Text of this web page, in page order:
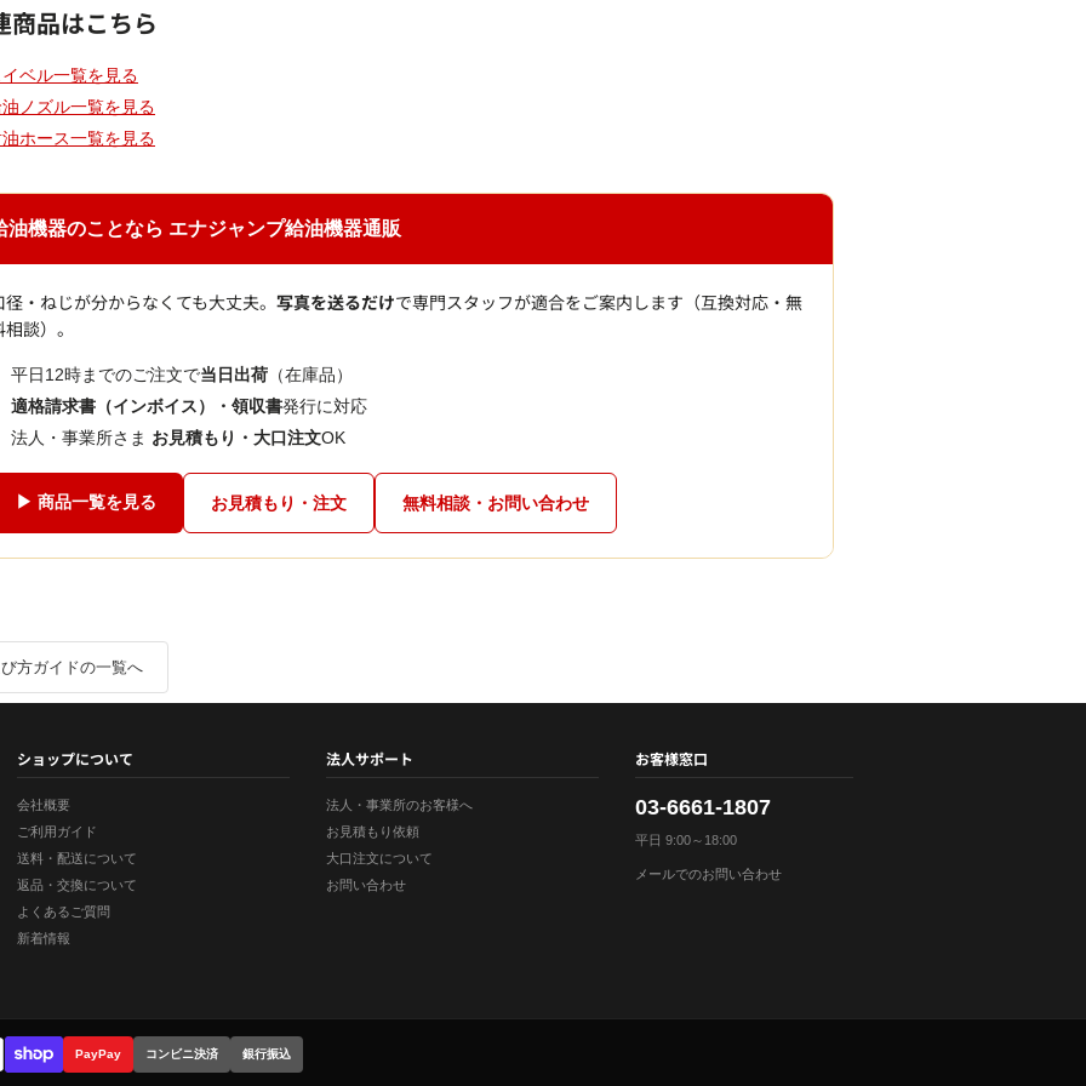
商品はこちら
ベル一覧を見る
ノズル一覧を見る
ホース一覧を見る
油機器のことなら エナジャンプ給油機器通販
径・ねじが分からなくても大丈夫。 写真を送るだけで専門スタッフが適合をご案内します（互換対応・無
談）。
平日12時までのご注文で当日出荷 （在庫品）
適格請求書（インボイス）・領収書発行に対応
法人・事業所さま お見積もり・大口注文OK
▶ 商品一覧を見る お見積もり・注文 無料相談・お問い合わせ
方ガイドの一覧へ
ショップについて
会社概要
ご利用ガイド
送料・配送について
返品・交換について
よくあるご質問
新着情報
法人サポート
法人・事業所のお客様へ
お見積もり依頼
大口注文について
お問い合わせ
お客様窓口
03-6661-1807
平日 9:00～18:00
メールでのお問い合わせ
PayPay コンビニ決済 銀行振込